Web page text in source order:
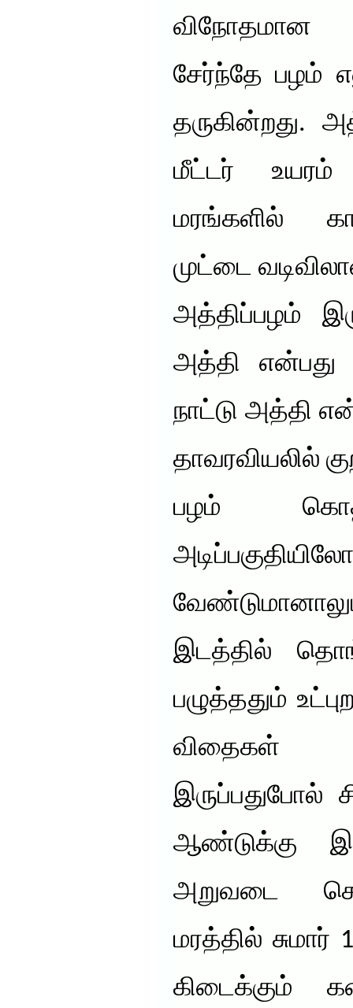
விநோதமான
சேர்ந்தே பழம்
தருகின்றது.
மீட்டர் உயரம்
மரங்களில்
முட்டை
அத்திப்பழம்
அத்தி என்பது
நாட்டு அத்தி
தாவரவியலில்
பழம்
இடத்தில்
பழுத்ததும்
விதைகள்
இருப்பதுபோல்
ஆண்டுக்கு
அறுவடை
மரத்தில்
கிடைக்கும்